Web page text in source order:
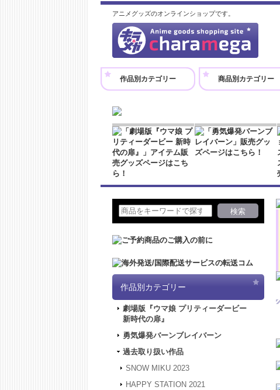
アニメグッズのオンラインショップです。
作品別カテゴリー 商品別カテゴリー
作品別カテゴリー
劇場版『ウマ娘 プリティーダービー
新時代の扉』
勇気爆発バーンブレイバーン
過去取り扱い作品
SNOW MIKU 2023
HAPPY STATION 2021